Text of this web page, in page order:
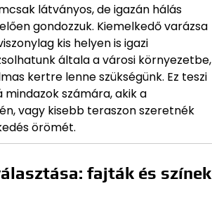
látványos, de igazán hálás
gondozzuk. Kiemelkedő varázsa
kis helyen is igazi
általa a városi környezetbe,
kertre lenne szükségünk. Ez teszi
mindazok számára, akik a
vagy kisebb teraszon szeretnék
örömét.
fajták és színek